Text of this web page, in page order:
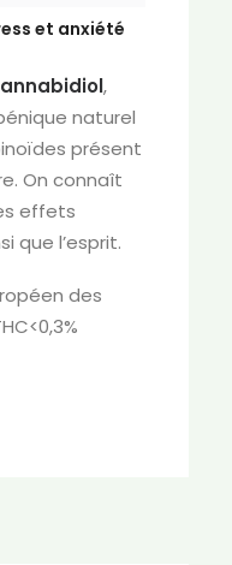
et anxiété
,
naturel
présent
On connaît
effets
que l’esprit.
des